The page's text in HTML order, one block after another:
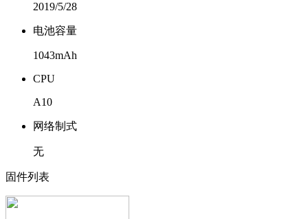
2019/5/28
电池容量
1043mAh
CPU
A10
网络制式
无
固件列表